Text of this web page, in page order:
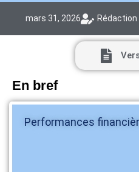
mars 31, 2026 Rédaction
En bref
Performances